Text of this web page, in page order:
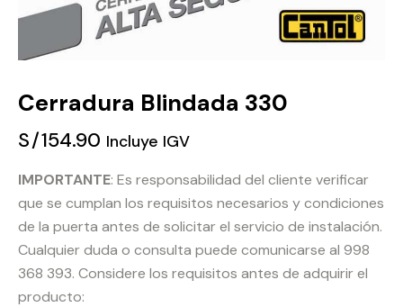
Cerradura Blindada 330
S/154.90 Incluye IGV
IMPORTANTE: Es responsabilidad del cliente verificar
que se cumplan los requisitos necesarios y condiciones
de la puerta antes de solicitar el servicio de instalación.
Cualquier duda o consulta puede comunicarse al 998
368 393. Considere los requisitos antes de adquirir el
producto: